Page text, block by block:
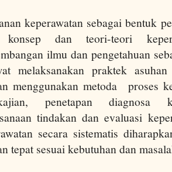
keperawatan sebagai bentuk
dan teori-teori
ilmu dan pengetahuan
melaksanakan praktek
menggunakan metoda proses
penetapan diagnosa
tindakan dan evaluasi
secara sistematis
tepat sesuai kebutuhan dan